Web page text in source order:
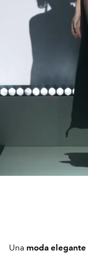
Una moda elegante